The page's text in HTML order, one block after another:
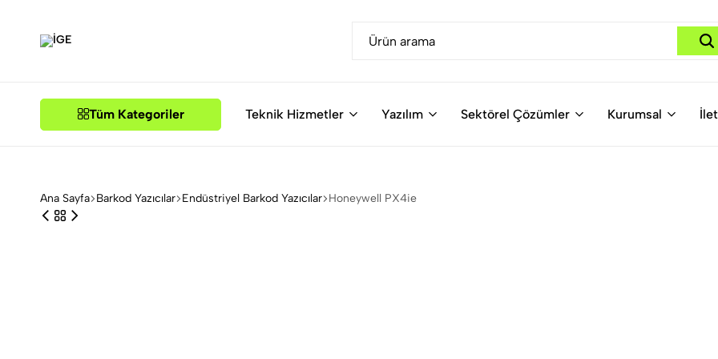
Tüm Kategoriler Teknik Hizmetler Yazılım Sektörel Çözümler Kurumsal
Ana Sayfa Barkod Yazıcılar Endüstriyel Barkod Yazıcılar Honeywell PX4ie